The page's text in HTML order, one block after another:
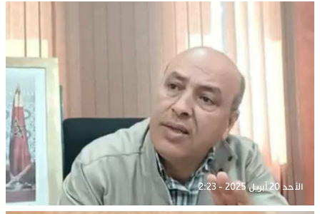
الأحد 20 أبريل 2025 - 2:23